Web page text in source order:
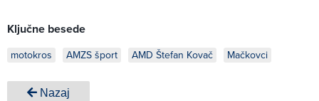
Ključne besede
motokros AMZS šport AMD Štefan Kovač Mačkovci
Nazaj